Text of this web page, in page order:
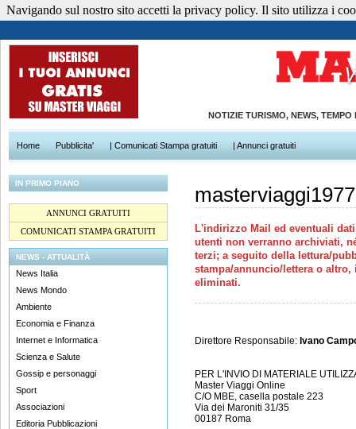
NOTIZIE TURISMO, NEWS,
Home Pubblicita' | Comunicati Stampa gratuiti | Annunci gratuiti
IN PRIMO PIANO
ANNUNCI GRATUITI
COMUNICATI STAMPA GRATUITI
NEWS - ATTUALITÀ
News Italia
News Mondo
Ambiente
Economia e Finanza
Internet e Informatica
Scienza e Salute
Gossip e personaggi
Sport
Associazioni
Editoria Pubblicazioni
L'indirizzo Mail ed eventuali
utenti non verranno archiviati,
terzi; a seguito della lettura/
stampa/annuncio/lettera o
eliminati.
Direttore Responsabile: Ivano
PER L'INVIO DI MATERIALE
Master Viaggi Online
C/O MBE, casella postale 223
Via dei Maroniti 31/35
00187 Roma
Navigando sul nostro sito accetti la privacy policy. Il sito utilizza i